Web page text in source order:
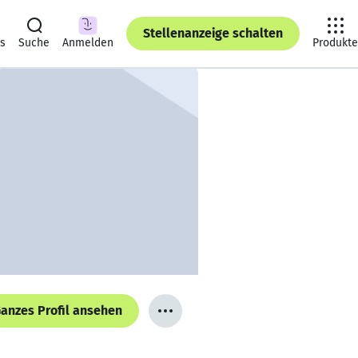
Suche Anmelden
Stellenanzeige schalten
Produkte
Profil ansehen